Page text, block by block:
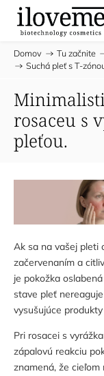
Domov / Tu začnite /
/
Suchá pleť s T-
rosaceu s
pleťou.
Ak sa na vašej pleti
začervenaním a
je pokožka
stave pleť
vysušujúce
Pri rosacei s
zápalovú reakciu
znamená, že cieľom